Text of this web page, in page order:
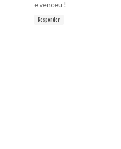
e venceu !
Responder